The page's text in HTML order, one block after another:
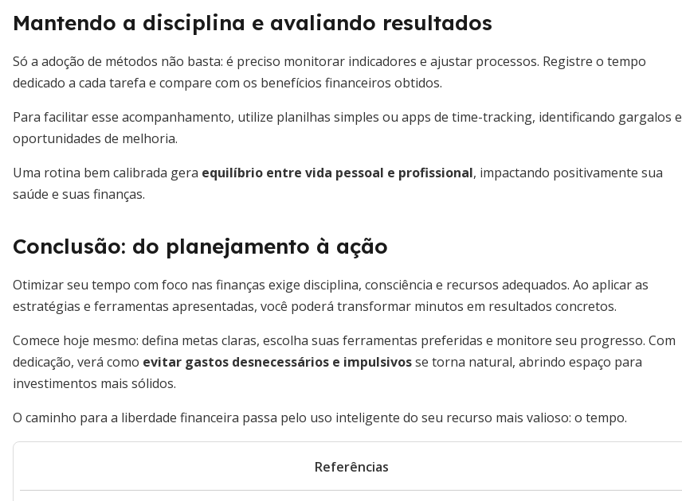
Mantendo a disciplina e avaliando resultados
Só a adoção de métodos não basta: é preciso monitorar indicadores e ajustar processos. Registre o tempo
dedicado a cada tarefa e compare com os benefícios financeiros obtidos.
Para facilitar esse acompanhamento, utilize planilhas simples ou apps de time-tracking, identificando gargalos e
oportunidades de melhoria.
Uma rotina bem calibrada gera equilíbrio entre vida pessoal e profissional, impactando positivamente sua
saúde e suas finanças.
Conclusão: do planejamento à ação
Otimizar seu tempo com foco nas finanças exige disciplina, consciência e recursos adequados. Ao aplicar as
estratégias e ferramentas apresentadas, você poderá transformar minutos em resultados concretos.
Comece hoje mesmo: defina metas claras, escolha suas ferramentas preferidas e monitore seu progresso. Com
dedicação, verá como evitar gastos desnecessários e impulsivosse torna natural, abrindo espaço para
investimentos mais sólidos.
O caminho para a liberdade financeira passa pelo uso inteligente do seu recurso mais valioso: o tempo.
Referências